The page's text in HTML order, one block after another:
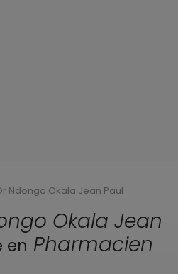
Ndongo Okala Jean Paul
Okala Jean
en Pharmacien